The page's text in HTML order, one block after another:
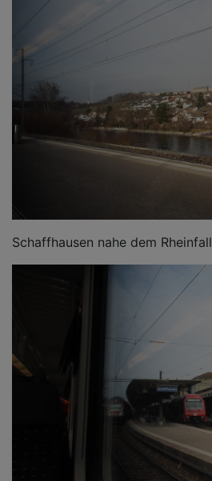
Schaffhausen nahe dem Rheinfall